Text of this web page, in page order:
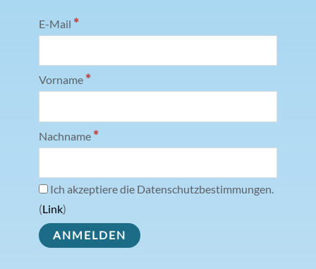
E-Mail *
Vorname *
Nachname *
Ich akzeptiere die Datenschutzbestimmungen.
(Link)